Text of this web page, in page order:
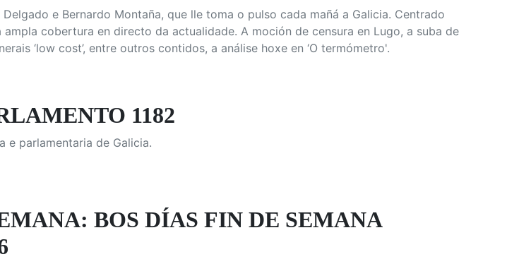
e Bernardo Montaña, que lle toma o pulso cada mañá a Galicia. Centrado
cobertura en directo da actualidade. A moción de censura en Lugo, a suba de
‘low cost’, entre outros contidos, a análise hoxe en ‘O termómetro'.
1182
e parlamentaria de Galicia.
BOS DÍAS FIN DE SEMANA